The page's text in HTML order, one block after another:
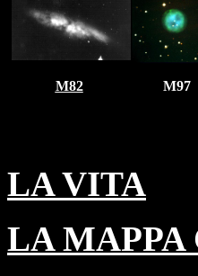
M82 M97
LA VITA
LA MAPPA